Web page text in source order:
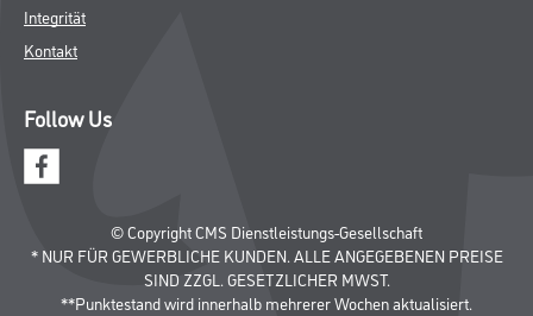
Integrität
Kontakt
Follow Us
© Copyright CMS Dienstleistungs-Gesellschaft
* NUR FÜR GEWERBLICHE KUNDEN. ALLE ANGEGEBENEN PREISE
SIND ZZGL. GESETZLICHER MWST.
**Punktestand wird innerhalb mehrerer Wochen aktualisiert.